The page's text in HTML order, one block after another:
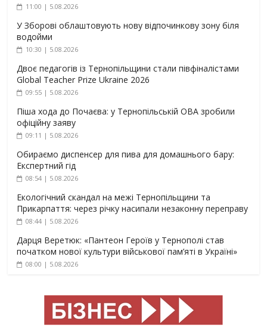
11:00 | 5.08.2026
У Зборові облаштовують нову відпочинкову зону біля
водойми
10:30 | 5.08.2026
Двоє педагогів із Тернопільщини стали півфіналістами
Global Teacher Prize Ukraine 2026
09:55 | 5.08.2026
Піша хода до Почаєва: у Тернопільській ОВА зробили
офіційну заяву
09:11 | 5.08.2026
Обираємо диспенсер для пива для домашнього бару:
Експертний гід
08:54 | 5.08.2026
Екологічний скандал на межі Тернопільщини та
Прикарпаття: через річку насипали незаконну переправу
08:44 | 5.08.2026
Дарця Веретюк: «Пантеон Героїв у Тернополі став
початком нової культури військової пам’яті в Україні»
08:00 | 5.08.2026